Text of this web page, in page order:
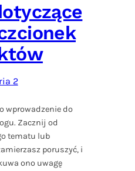
2
wprowadzenie do
Zacznij od
tematu lub
poruszyć, i
ono uwagę